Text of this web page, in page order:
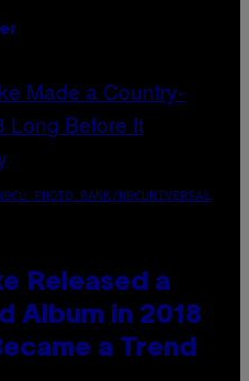
PHOTO BANK/NBCUNIVERSAL
Released a
Album in 2018
a Trend